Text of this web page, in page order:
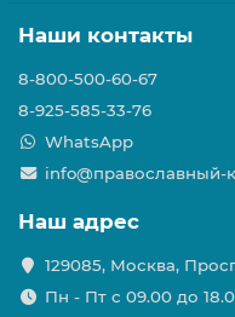
Наши контакты
8-800-500-60-67
8-925-585-33-76
WhatsApp
info@православный-
Наш адрес
129085, Москва,
Пн - Пт с 09.00 до